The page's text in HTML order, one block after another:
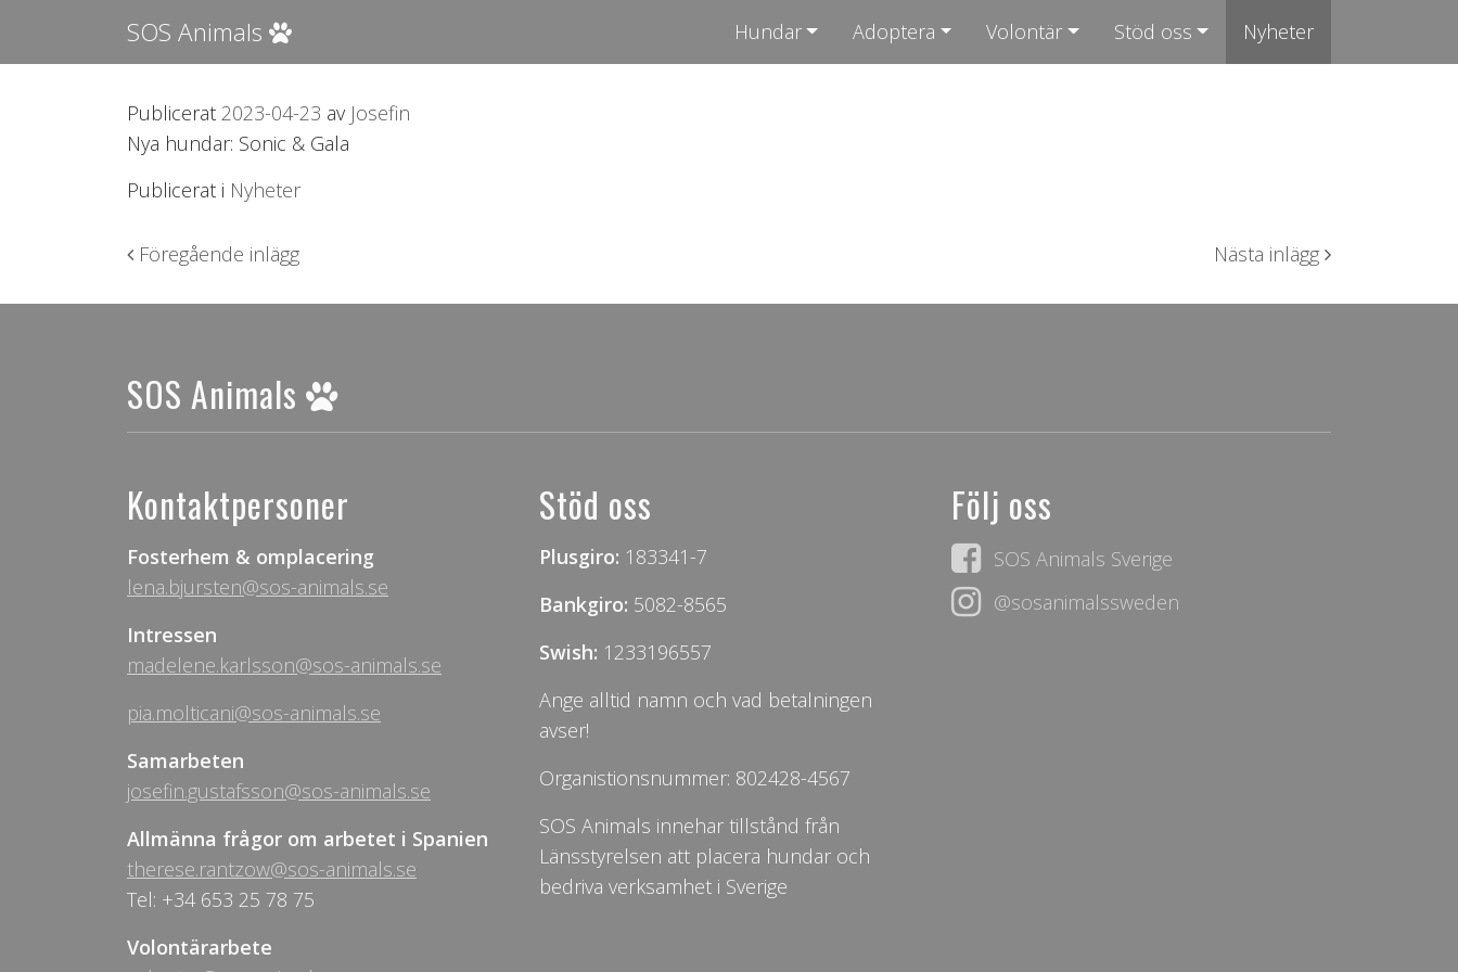
SOS Animals Hundar Adoptera Volontär Stöd oss Nyheter
Publicerat 2023-04-23 av Josefin
Nya hundar: Sonic & Gala
Publicerat i Nyheter
Inläggsnavigering
Föregående inlägg Nästa inlägg
SOS Animals
Kontaktpersoner
Fosterhem & omplacering
lena.bjursten@sos-animals.se
Intressen
madelene.karlsson@sos-animals.se
pia.molticani@sos-animals.se
Samarbeten
josefin.gustafsson@sos-animals.se
Allmänna frågor om arbetet i Spanien
therese.rantzow@sos-animals.se
Tel: +34 653 25 78 75
Volontärarbete
Stöd oss
Plusgiro: 183341-7
Bankgiro: 5082-8565
Swish: 1233196557
Ange alltid namn och vad betalningen
avser!
Organistionsnummer: 802428-4567
SOS Animals innehar tillstånd från
Länsstyrelsen att placera hundar och
bedriva verksamhet i Sverige
Följ oss
SOS Animals Sverige
@sosanimalssweden